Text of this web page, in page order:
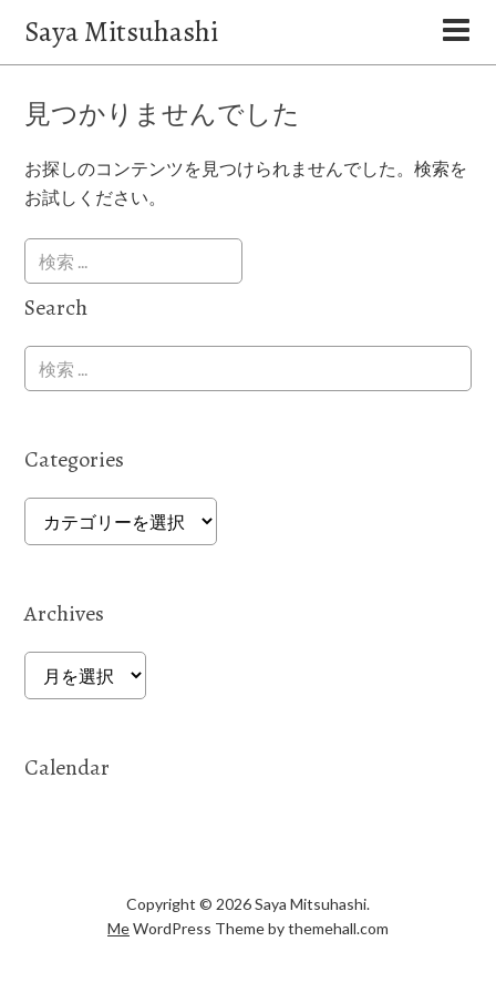
Saya Mitsuhashi
見つかりませんでした
お探しのコンテンツを見つけられませんでした。検索を
お試しください。
Search
Categories
Categories
Archives
Archives
Calendar
Copyright © 2026 Saya Mitsuhashi.
MeWordPress Theme by themehall.com